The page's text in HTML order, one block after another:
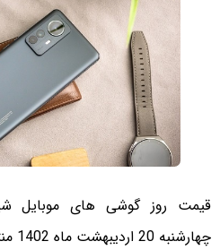
قیمت روز گوشی های موبایل
چهارشنبه 20 اردیبهشت ماه 1402 منتشر شد.